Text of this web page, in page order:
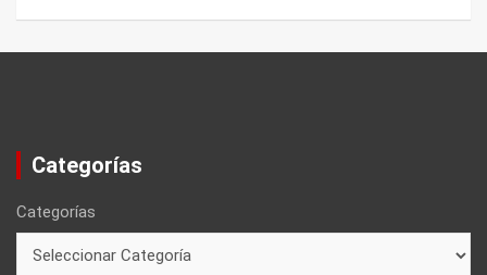
Categorías
Categorías